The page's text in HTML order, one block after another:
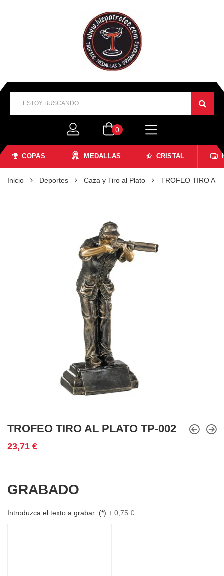
0
COPAS MEDALLAS CRISTAL
Inicio Deportes Caza y Tiro al Plato TROFEO TIRO AL
TROFEO TIRO AL PLATO TP-002
23,71 €
GRABADO
Introduzca el texto a grabar: (*) + 0,75 €